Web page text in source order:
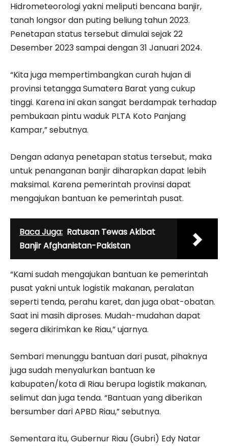
Hidrometeorologi yakni meliputi bencana banjir,
tanah longsor dan puting beliung tahun 2023.
Penetapan status tersebut dimulai sejak 22
Desember 2023 sampai dengan 31 Januari 2024.
“Kita juga mempertimbangkan curah hujan di
provinsi tetangga Sumatera Barat yang cukup
tinggi. Karena ini akan sangat berdampak terhadap
pembukaan pintu waduk PLTA Koto Panjang
Kampar,” sebutnya.
Dengan adanya penetapan status tersebut, maka
untuk penanganan banjir diharapkan dapat lebih
maksimal. Karena pemerintah provinsi dapat
mengajukan bantuan ke pemerintah pusat.
Baca Juga: Ratusan Tewas Akibat
Banjir Afghanistan-Pakistan
“Kami sudah mengajukan bantuan ke pemerintah
pusat yakni untuk logistik makanan, peralatan
seperti tenda, perahu karet, dan juga obat-obatan.
Saat ini masih diproses. Mudah-mudahan dapat
segera dikirimkan ke Riau,” ujarnya.
Sembari menunggu bantuan dari pusat, pihaknya
juga sudah menyalurkan bantuan ke
kabupaten/kota di Riau berupa logistik makanan,
selimut dan juga tenda. “Bantuan yang diberikan
bersumber dari APBD Riau,” sebutnya.
Sementara itu, Gubernur Riau (Gubri) Edy Natar